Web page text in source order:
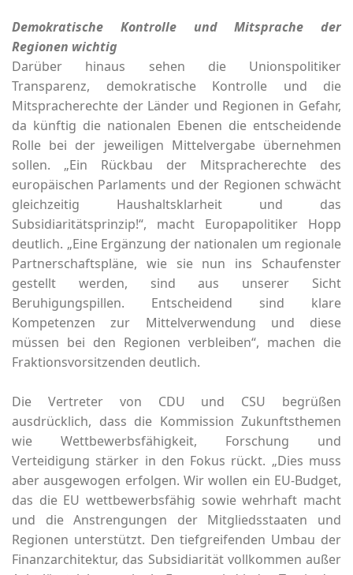
Demokratische Kontrolle und Mitsprache der
Regionen wichtig
Darüber hinaus sehen die Unionspolitiker
Transparenz, demokratische Kontrolle und die
Mitspracherechte der Länder und Regionen in Gefahr,
da künftig die nationalen Ebenen die entscheidende
Rolle bei der jeweiligen Mittelvergabe übernehmen
sollen. „Ein Rückbau der Mitspracherechte des
europäischen Parlaments und der Regionen schwächt
gleichzeitig Haushaltsklarheit und das
Subsidiaritätsprinzip!“, macht Europapolitiker Hopp
deutlich. „Eine Ergänzung der nationalen um regionale
Partnerschaftspläne, wie sie nun ins Schaufenster
gestellt werden, sind aus unserer Sicht
Beruhigungspillen. Entscheidend sind klare
Kompetenzen zur Mittelverwendung und diese
müssen bei den Regionen verbleiben“, machen die
Fraktionsvorsitzenden deutlich.
Die Vertreter von CDU und CSU begrüßen
ausdrücklich, dass die Kommission Zukunftsthemen
wie Wettbewerbsfähigkeit, Forschung und
Verteidigung stärker in den Fokus rückt. „Dies muss
aber ausgewogen erfolgen. Wir wollen ein EU-Budget,
das die EU wettbewerbsfähig sowie wehrhaft macht
und die Anstrengungen der Mitgliedsstaaten und
Regionen unterstützt. Den tiefgreifenden Umbau der
Finanzarchitektur, das Subsidiarität vollkommen außer